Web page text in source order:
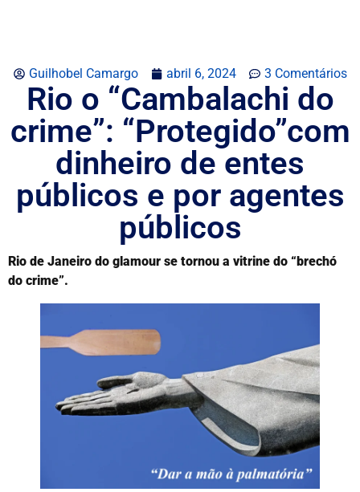
Guilhobel Camargo abril 6, 2024 3 Comentários
Rio o “Cambalachi do
crime”: “Protegido”com
dinheiro de entes
públicos e por agentes
públicos
Rio de Janeiro do glamour se tornou a vitrine do “brechó
do crime”.